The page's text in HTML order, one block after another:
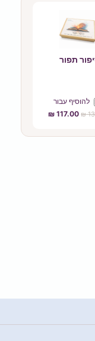
תפור
להוסיף⁦⁩ עבור
₪
117.00
₪